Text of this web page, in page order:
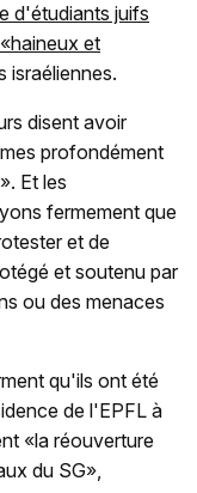
d'étudiants juifs
et
israéliennes.
disent avoir
profondément
Et les
fermement que
et de
et soutenu par
ou des menaces
qu'ils ont été
de l'EPFL à
«la réouverture
du SG»,